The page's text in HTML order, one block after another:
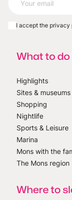
I accept the privacy
What to do
Highlights
Sites & museums
Shopping
Nightlife
Sports & Leisure
Marina
Mons with the
The Mons region
Where to